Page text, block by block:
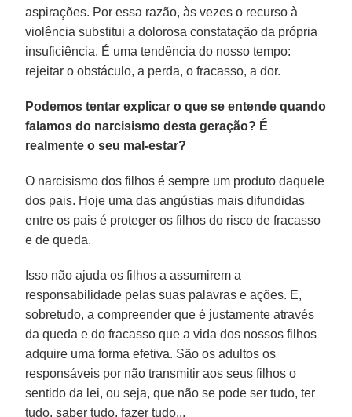
aspirações. Por essa razão, às vezes o recurso à
violência substitui a dolorosa constatação da própria
insuficiência. É uma tendência do nosso tempo:
rejeitar o obstáculo, a perda, o fracasso, a dor.
Podemos tentar explicar o que se entende quando
falamos do narcisismo desta geração? É
realmente o seu mal-estar?
O narcisismo dos filhos é sempre um produto daquele
dos pais. Hoje uma das angústias mais difundidas
entre os pais é proteger os filhos do risco de fracasso
e de queda.
Isso não ajuda os filhos a assumirem a
responsabilidade pelas suas palavras e ações. E,
sobretudo, a compreender que é justamente através
da queda e do fracasso que a vida dos nossos filhos
adquire uma forma efetiva. São os adultos os
responsáveis ​​por não transmitir aos seus filhos o
sentido da lei, ou seja, que não se pode ser tudo, ter
tudo, saber tudo, fazer tudo...